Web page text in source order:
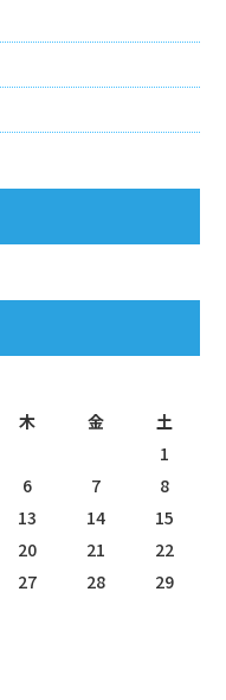
木 金 土
1
6 7
8
13 14
15
20 21
22
27 28
29